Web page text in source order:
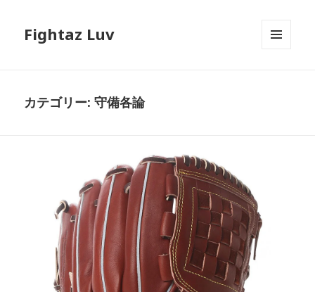
Fightaz Luv
カテゴリー:守備各論